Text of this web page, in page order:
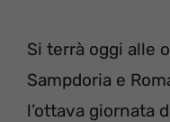
Si terrà oggi alle
Sampdoria e
l’ottava giornata